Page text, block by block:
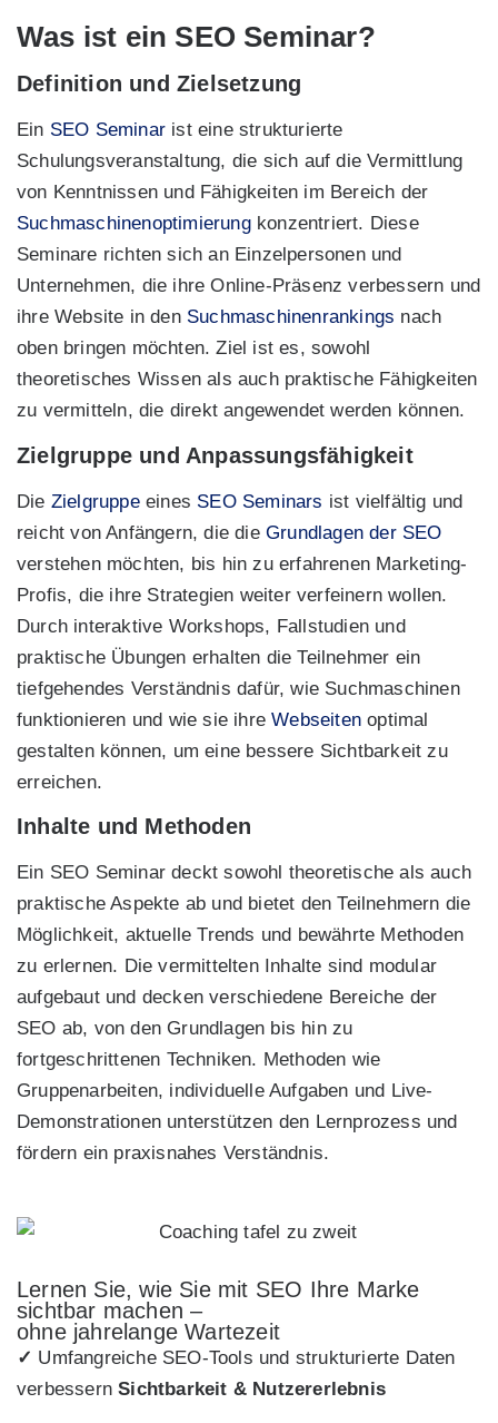
Was ist ein SEO Seminar?
Definition und Zielsetzung
Ein SEO Seminar ist eine strukturierte
Schulungsveranstaltung, die sich auf die Vermittlung
von Kenntnissen und Fähigkeiten im Bereich der
Suchmaschinenoptimierungkonzentriert. Diese
Seminare richten sich an Einzelpersonen und
Unternehmen, die ihre Online-Präsenz verbessern und
ihre Website in den Suchmaschinenrankings nach
oben bringen möchten. Ziel ist es, sowohl
theoretisches Wissen als auch praktische Fähigkeiten
zu vermitteln, die direkt angewendet werden können.
Zielgruppe und Anpassungsfähigkeit
Die Zielgruppeeines SEO Seminars ist vielfältig und
reicht von Anfängern, die die Grundlagen der SEO
verstehen möchten, bis hin zu erfahrenen Marketing-
Profis, die ihre Strategien weiter verfeinern wollen.
Durch interaktive Workshops, Fallstudien und
praktische Übungen erhalten die Teilnehmer ein
tiefgehendes Verständnis dafür, wie Suchmaschinen
funktionieren und wie sie ihreWebseitenoptimal
gestalten können, um eine bessere Sichtbarkeit zu
erreichen.
Inhalte und Methoden
Ein SEO Seminar deckt sowohl theoretische als auch
praktische Aspekte ab und bietet den Teilnehmern die
Möglichkeit, aktuelle Trends und bewährte Methoden
zu erlernen. Die vermittelten Inhalte sind modular
aufgebaut und decken verschiedene Bereiche der
SEO ab, von den Grundlagen bis hin zu
fortgeschrittenen Techniken. Methoden wie
Gruppenarbeiten, individuelle Aufgaben und Live-
Demonstrationen unterstützen den Lernprozess und
fördern ein praxisnahes Verständnis.
Lernen Sie, wie Sie mit SEO Ihre Marke
sichtbar machen –
ohne jahrelange Wartezeit
✓ Umfangreiche SEO-Tools und strukturierte Daten
verbessernSichtbarkeit & Nutzererlebnis